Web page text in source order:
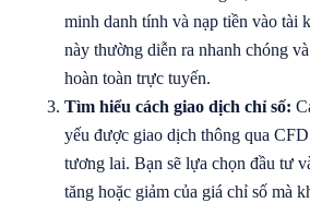
minh danh tính và nạp tiền vào tài
này thường diễn ra nhanh chóng
hoàn toàn trực tuyến.
Tìm hiểu cách giao dịch chỉ số:
yếu được giao dịch thông qua
tương lai. Bạn sẽ lựa chọn đầu tư
tăng hoặc giảm của giá chỉ số mà